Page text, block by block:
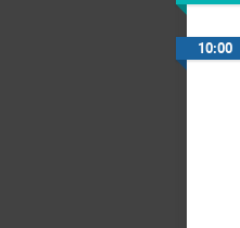
10:00